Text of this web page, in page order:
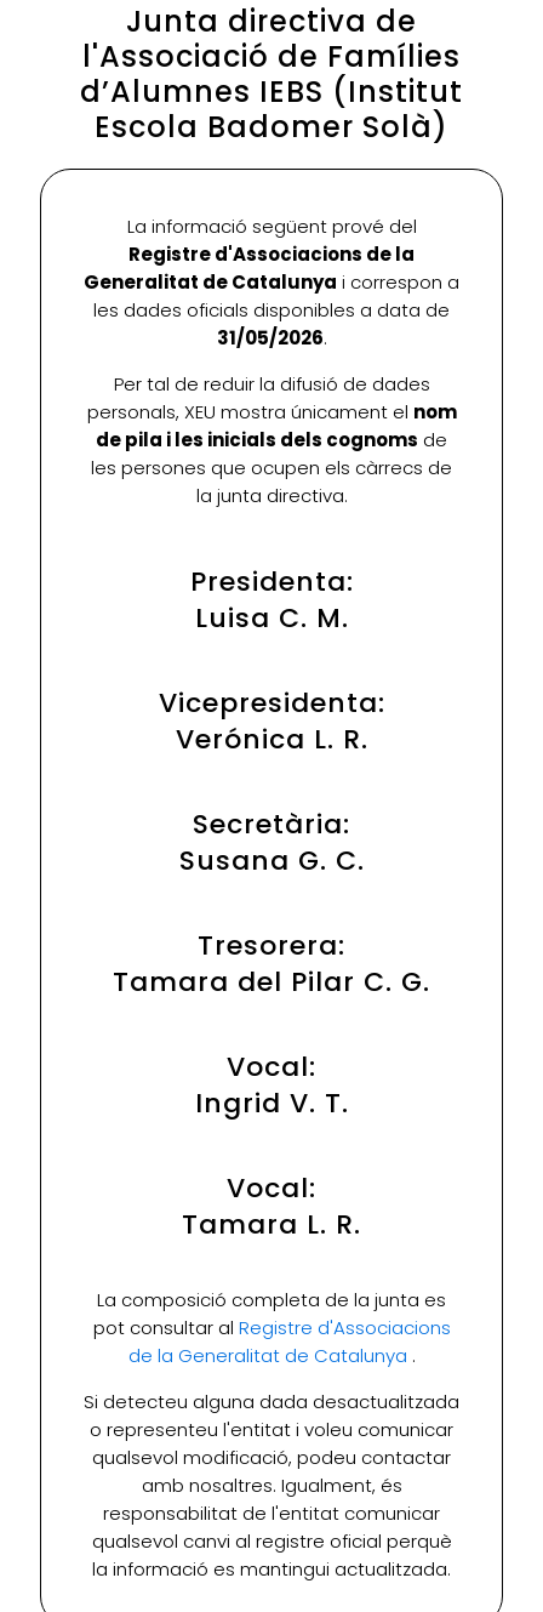
Junta directiva de
l'Associació de Famílies
d’Alumnes IEBS (Institut
Escola Badomer Solà)
La informació següent prové del
Registre d'Associacions de la
Generalitat de Catalunya i correspon a
les dades oficials disponibles a data de
31/05/2026.
Per tal de reduir la difusió de dades
personals, XEU mostra únicament el nom
de pila i les inicials dels cognoms de
les persones que ocupen els càrrecs de
la junta directiva.
Presidenta:
Luisa C. M.
Vicepresidenta:
Verónica L. R.
Secretària:
Susana G. C.
Tresorera:
Tamara del Pilar C. G.
Vocal:
Ingrid V. T.
Vocal:
Tamara L. R.
La composició completa de la junta es
pot consultar al Registre d'Associacions
de la Generalitat de Catalunya .
Si detecteu alguna dada desactualitzada
o representeu l'entitat i voleu comunicar
qualsevol modificació, podeu contactar
amb nosaltres. Igualment, és
responsabilitat de l'entitat comunicar
qualsevol canvi al registre oficial perquè
la informació es mantingui actualitzada.